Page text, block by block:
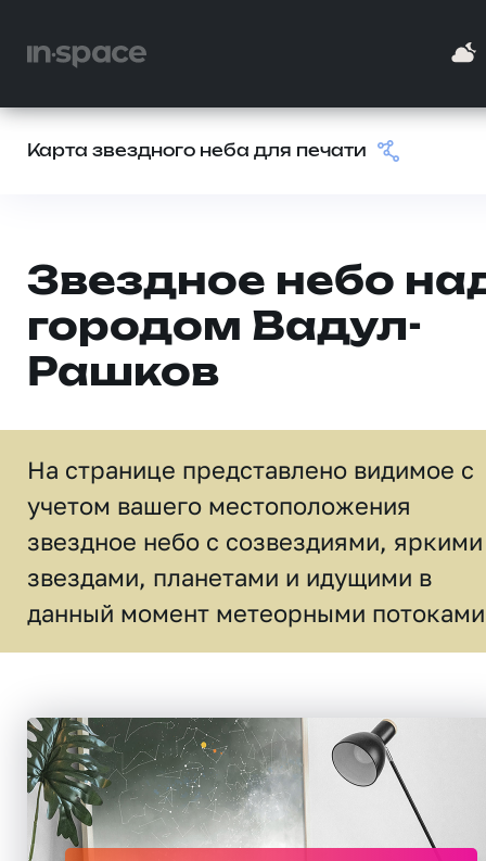
Карта звездного неба для печати
Звездное небо
городом Вадул-
Рашков
На странице представлено видимое c
учетом вашего местоположения
звездное небо c созвездиями, яркими
звездами, планетами и идущими в
данный момент метеорными